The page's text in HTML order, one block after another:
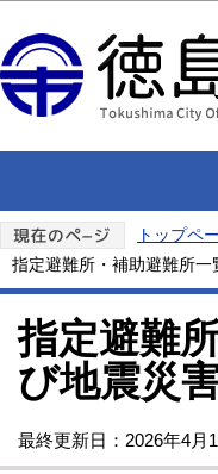
トップペ
指定避難所・補助避難所
指定避難
び地震災
最終更新日：2026年4月